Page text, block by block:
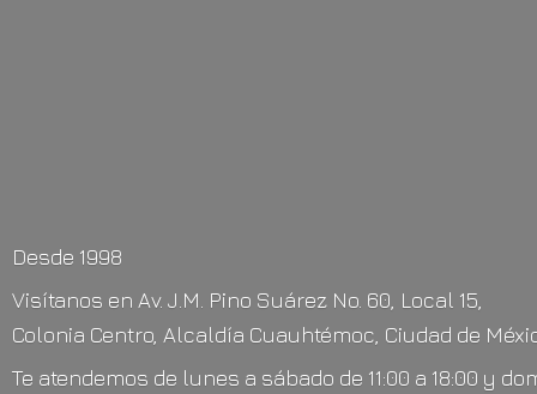
Desde 1998
Visítanos en Av. J.M. Pino Suárez No. 60, Local 15,
Colonia Centro, Alcaldía Cuauhtémoc, Ciudad de
Te atendemos de lunes a sábado de 11:00 a 18:00 y